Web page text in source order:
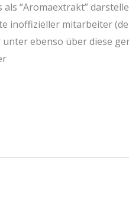
“Aromaextrakt”
inoffizieller mitarbeiter
ebenso über diese